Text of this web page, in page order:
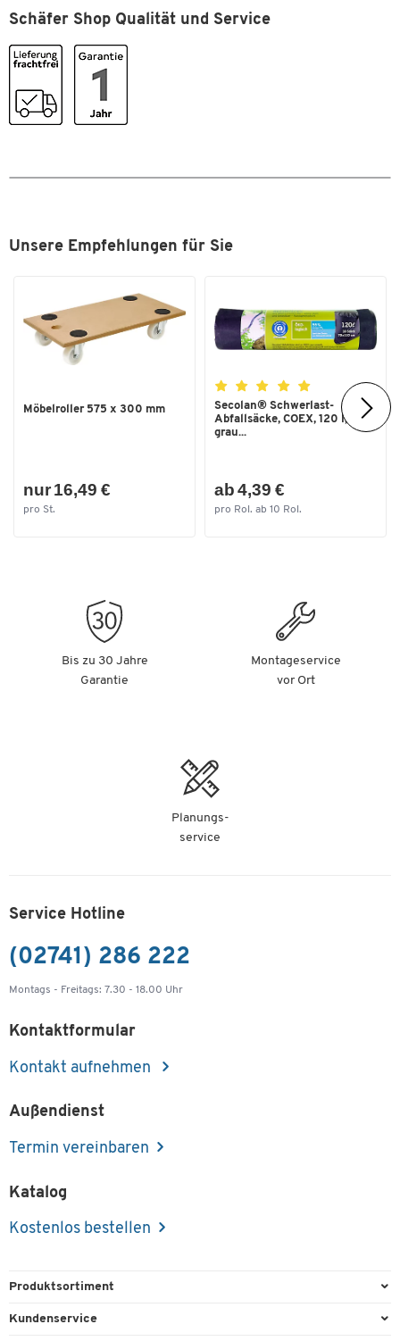
Material:
Chrom Vanadium
Matt satiniert
Design:
195-teilig
Größen: 1/4', 3/8', 1/2'
Schäfer Shop Qualität und Service
Unsere Empfehlungen für Sie
Möbelroller 575 x 300 mm
nur 16,49 €
pro St.
Secolan® Schwerlast-
Abfallsäcke, COEX, 120 l,
grau...
ab 4,39 €
pro Rol. ab 10 Rol.
Zum Zoomen doppeltippen
Bis zu 30 Jahre
Garantie
Montageservice
vor Ort
Planungs-
service
Service Hotline
(02741) 286 222
Montags - Freitags: 7.30 - 18.00 Uhr
Kontaktformular
Kontakt aufnehmen
Außendienst
Termin vereinbaren
Katalog
Kostenlos bestellen
Produktsortiment
Büroausstattung
Kundenservice